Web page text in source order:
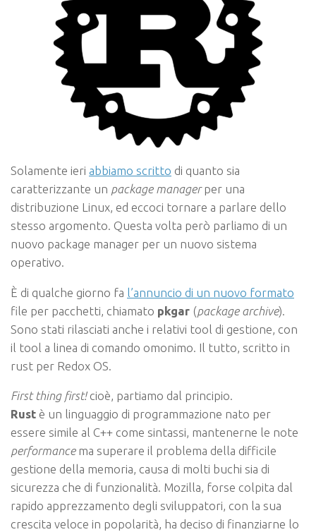
Solamente ieri abbiamo scritto di quanto sia
caratterizzante un package managerper una
distribuzione Linux, ed eccoci tornare a parlare dello
stesso argomento. Questa volta però parliamo di un
nuovo package manager per un nuovo sistema
operativo.
È di qualche giorno fa l’annuncio di un nuovo formato
file per pacchetti, chiamato pkgar (package archive).
Sono stati rilasciati anche i relativi tool di gestione, con
il tool a linea di comando omonimo. Il tutto, scritto in
rust per Redox OS.
First thing first!cioè, partiamo dal principio.
Rust è un linguaggio di programmazione nato per
essere simile al C++ come sintassi, mantenerne le note
performancema superare il problema della difficile
gestione della memoria, causa di molti buchi sia di
sicurezza che di funzionalità. Mozilla, forse colpita dal
rapido apprezzamento degli sviluppatori, con la sua
crescita veloce in popolarità, ha deciso di finanziarne lo